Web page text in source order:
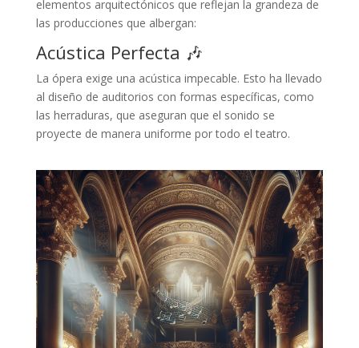
elementos arquitectónicos que reflejan la grandeza de
las producciones que albergan:
Acústica Perfecta 🎶
La ópera exige una acústica impecable. Esto ha llevado
al diseño de auditorios con formas específicas, como
las herraduras, que aseguran que el sonido se
proyecte de manera uniforme por todo el teatro.